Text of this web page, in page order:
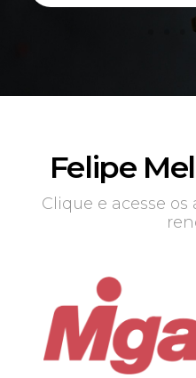
Felipe
Clique e acesse